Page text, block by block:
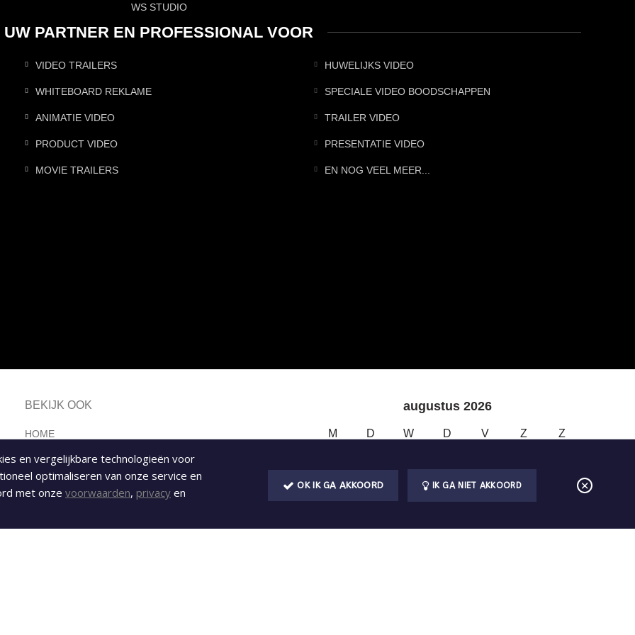
WS STUDIO
UW PARTNER EN PROFESSIONAL VOOR
VIDEO TRAILERS
WHITEBOARD REKLAME
ANIMATIE VIDEO
PRODUCT VIDEO
MOVIE TRAILERS
HUWELIJKS VIDEO
SPECIALE VIDEO BOODSCHAPPEN
TRAILER VIDEO
PRESENTATIE VIDEO
EN NOG VEEL MEER...
BEKIJK OOK
HOME
AVATAR
AVG GDPR
PUSH MELDINGEN
augustus 2026
M D W D V Z Z
3 4 6 7 8
en vergelijkbare technologieën voor
optimaliseren van onze service en
met onze voorwaarden, privacy en
OK IK GA AKKOORD IK GA NIET AKKOORD